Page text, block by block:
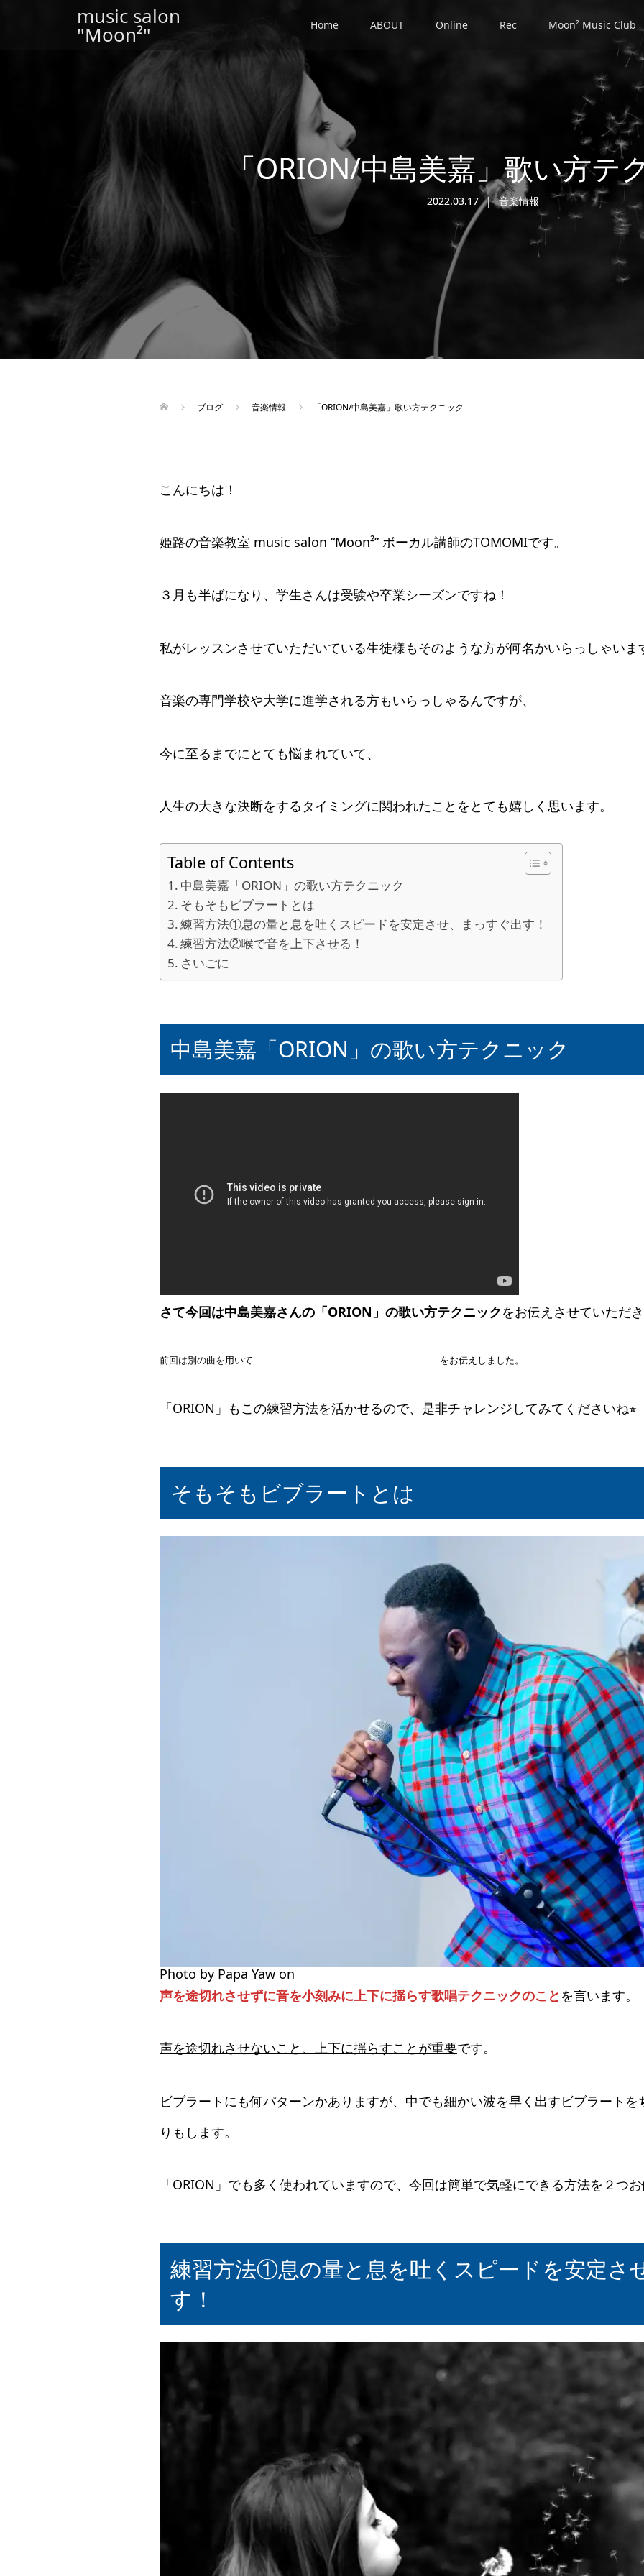
music salon
"Moon²" Home ABOUT Online Rec Moon² Music Club
「ORION/中島美嘉」歌い方テ
2022.03.17 音楽情報
ブログ 音楽情報 「ORION/中島美嘉」歌い方テクニック
こんにちは！
姫路の音楽教室 music salon “Moon²” ボーカル講師のTOMOMIです。
３月も半ばになり、学生さんは受験や卒業シーズンですね！
私がレッスンさせていただいている生徒様もそのような方が何名かいらっしゃいま
音楽の専門学校や大学に進学される方もいらっしゃるんですが、
今に至るまでにとても悩まれていて、
人生の大きな決断をするタイミングに関われたことをとても嬉しく思います。
Table of Contents
中島美嘉「ORION」の歌い方テクニック
そもそもビブラートとは
練習方法①息の量と息を吐くスピードを安定させ、まっすぐ出す！
練習方法②喉で音を上下させる！
さいごに
中島美嘉「ORION」の歌い方テクニック
さて今回は中島美嘉さんの「ORION」の歌い方テクニックをお伝えさせていただ
前回は別の曲を用いて をお伝えしました。
「ORION」もこの練習方法を活かせるので、是非チャレンジしてみてくださいね⭐︎
そもそもビブラートとは
Photo by Papa Yaw on
声を途切れさせずに音を小刻みに上下に揺らす歌唱テクニックのこと を言います。
声を途切れさせないこと、上下に揺らすことが重要です。
ビブラートにも何パターンかありますが、中でも細かい波を早く出すビブラートを
りもします。
「ORION」でも多く使われていますので、今回は簡単で気軽にできる方法を２つ
練習方法①息の量と息を吐くスピードを安定さ
す！